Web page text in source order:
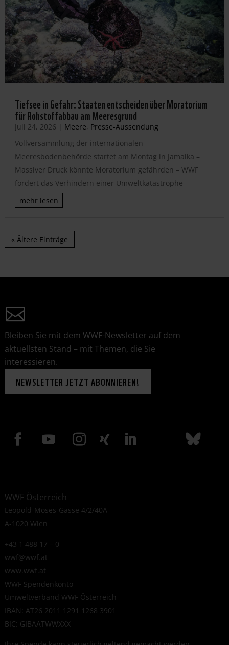
Tiefsee in Gefahr: Staaten entscheiden über Moratorium
für Rohstoffabbau am Meeresgrund
Juli 24, 2026 | Meere, Presse-Aussendung
Vollversammlung der internationalen
Meeresbodenbehörde startet am Montag in Jamaika –
Massiver Druck könnte Moratorium gefährden – WWF
fordert das Verhindern einer Umweltkatastrophe
mehr lesen
« Ältere Einträge
Bleiben Sie mit dem WWF-Newsletter auf dem
aktuellsten Stand – mit Themen, die Sie
interessieren.
NEWSLETTER JETZT ABONNIEREN!
WWF Österreich
Leopold-Moses-Gasse 4/2/40A
A-1020 Wien
+43 1 488 17 – 0
wwf@wwf.at
www.wwf.at
WWF Spendenkonto
Umweltverband WWF Österreich
IBAN: AT26 2011 1291 1268 3901
BIC: GIBAATWWXXX